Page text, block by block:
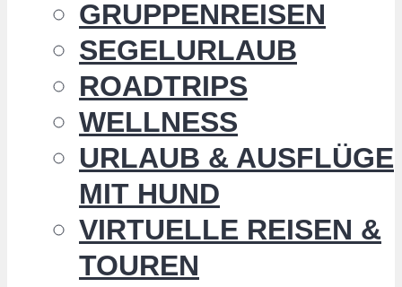
GRUPPENREISEN
SEGELURLAUB
ROADTRIPS
WELLNESS
URLAUB & AUSFLÜGE
MIT HUND
VIRTUELLE REISEN &
TOUREN